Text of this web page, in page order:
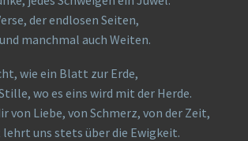
der endlosen Seiten,
manchmal auch Weiten.
wie ein Blatt zur Erde,
wo es eins wird mit der Herde.
von Liebe, von Schmerz, von der Zeit,
lehrt uns stets über die Ewigkeit.